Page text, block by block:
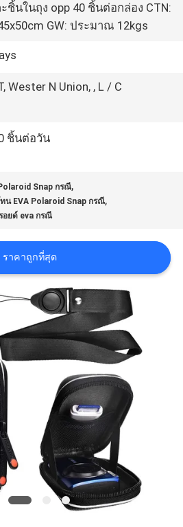
ชิ้นในถุง opp 40 ชิ้นต่อกล่อง CTN:
GW: ประมาณ 12kgs
Wester N Union, , L / C
ชิ้นต่อวัน
Snap กรณี,
น EVA Polaroid Snap กรณี,
อยด์ eva กรณี
ราคาถูกที่สุด